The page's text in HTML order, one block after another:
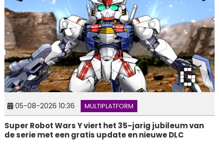
05-08-2026 10:36 MULTIPLATFORM
Super Robot Wars Y viert het 35-jarig jubileum van
de serie met een gratis update en nieuwe DLC